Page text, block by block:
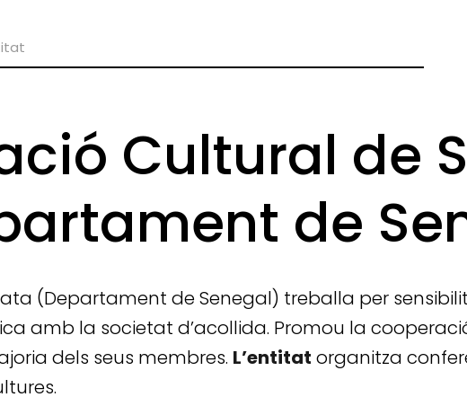
Cultural de
de
(Departament de Senegal) treballa per
amb la societat d’acollida. Promou la
dels seus membres. L’entitat organitza